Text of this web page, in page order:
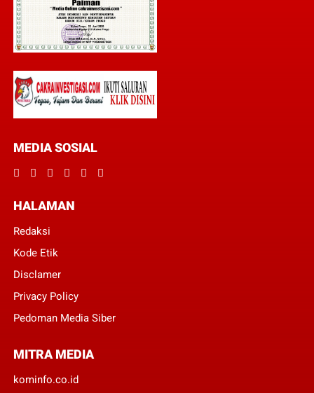
MEDIA SOSIAL
HALAMAN
Redaksi
Kode Etik
Disclamer
Privacy Policy
Pedoman Media Siber
MITRA MEDIA
kominfo.co.id